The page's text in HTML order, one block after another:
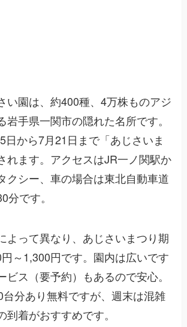
い園は、約400種、4万株ものアジ
岩手県一関市の隠れた名所です。
日から7月21日まで「あじさいま
れます。アクセスはJR一ノ関駅か
クシー、車の場合は東北自動車道
分です。
よって異なり、あじさいまつり期
～1,300円です。園内は広いです
ビス（要予約）もあるので安心。
分あり無料ですが、週末は混雑
到着がおすすめです。